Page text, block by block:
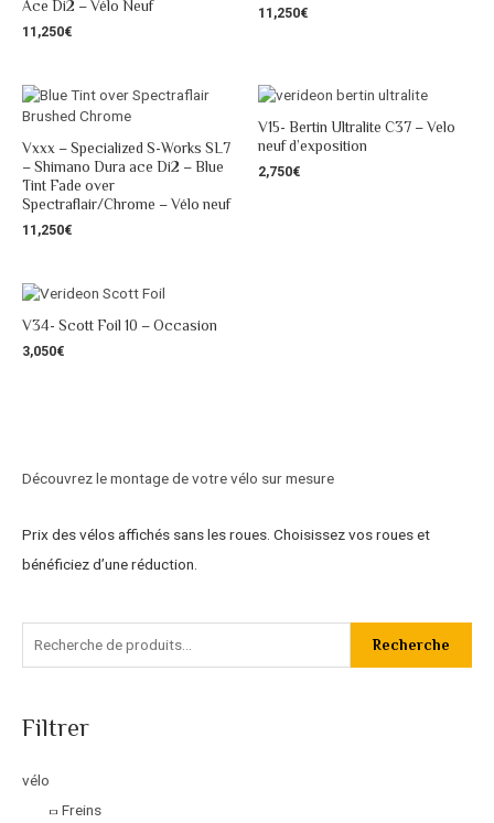
Découvrez le montage de votre vélo sur mesure
Prix des vélos affichés sans les roues. Choisissez vos roues et
bénéficiez d’une réduction.
Recherche
Filtrer
vélo
Freins
Ace Di2 – Vélo Neuf
11,250€
11,250€
Vxxx – Specialized S-Works SL7
– Shimano Dura ace Di2 – Blue
Tint Fade over
Spectraflair/Chrome – Vélo neuf
11,250€
V15- Bertin Ultralite C37 – Velo
neuf d’exposition
2,750€
V34- Scott Foil 10 – Occasion
3,050€